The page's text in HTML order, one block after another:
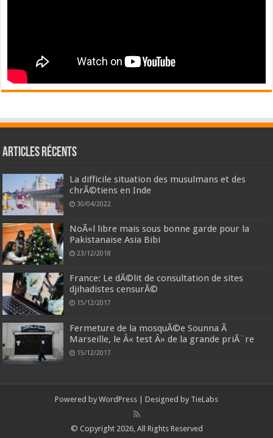
Articles récents
La difficile situation des musulmans et des
chrÃ©tiens en Inde
30/04/2022
NoÃ«l libre mais sous bonne garde pour la
Pakistanaise Asia Bibi
23/12/2018
France: Le dÃ©lit de consultation de sites
djihadistes censurÃ©
15/12/2017
Fermeture de la mosquÃ©e Sounna Ã
Marseille, le Â« test Â» de la grande priÃ¨re
15/12/2017
Powered by WordPress | Designed by TieLabs
© Copyright 2026, All Rights Reserved